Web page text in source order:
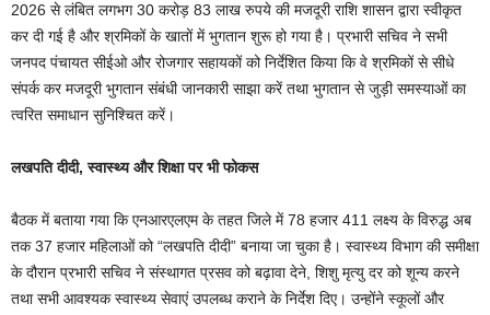
2026 से लंबित लगभग 30 करोड़ 83 लाख रुपये की मजदूरी राशि शासन द्वारा स्वीकृत
कर दी गई है और श्रमिकों के खातों में भुगतान शुरू हो गया है। प्रभारी सचिव ने सभी
जनपद पंचायत सीईओ और रोजगार सहायकों को निर्देशित किया कि वे श्रमिकों से सीधे
संपर्क कर मजदूरी भुगतान संबंधी जानकारी साझा करें तथा भुगतान से जुड़ी समस्याओं का
त्वरित समाधान सुनिश्चित करें।
लखपति दीदी, स्वास्थ्य और शिक्षा पर भी फोकस
बैठक में बताया गया कि एनआरएलएम के तहत जिले में 78 हजार 411 लक्ष्य के विरुद्ध अब
तक 37 हजार महिलाओं को “लखपति दीदी” बनाया जा चुका है। स्वास्थ्य विभाग की समीक्षा
के दौरान प्रभारी सचिव ने संस्थागत प्रसव को बढ़ावा देने, शिशु मृत्यु दर को शून्य करने
तथा सभी आवश्यक स्वास्थ्य सेवाएं उपलब्ध कराने के निर्देश दिए। उन्होंने स्कूलों और